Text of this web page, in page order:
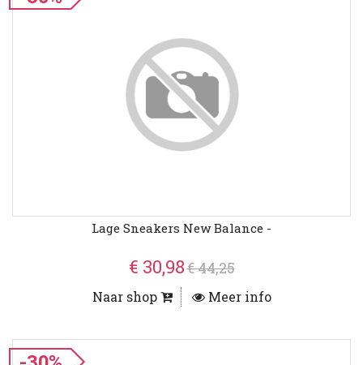
Lage Sneakers New Balance -
€ 30,98€ 44,25
Naar shop Meer info